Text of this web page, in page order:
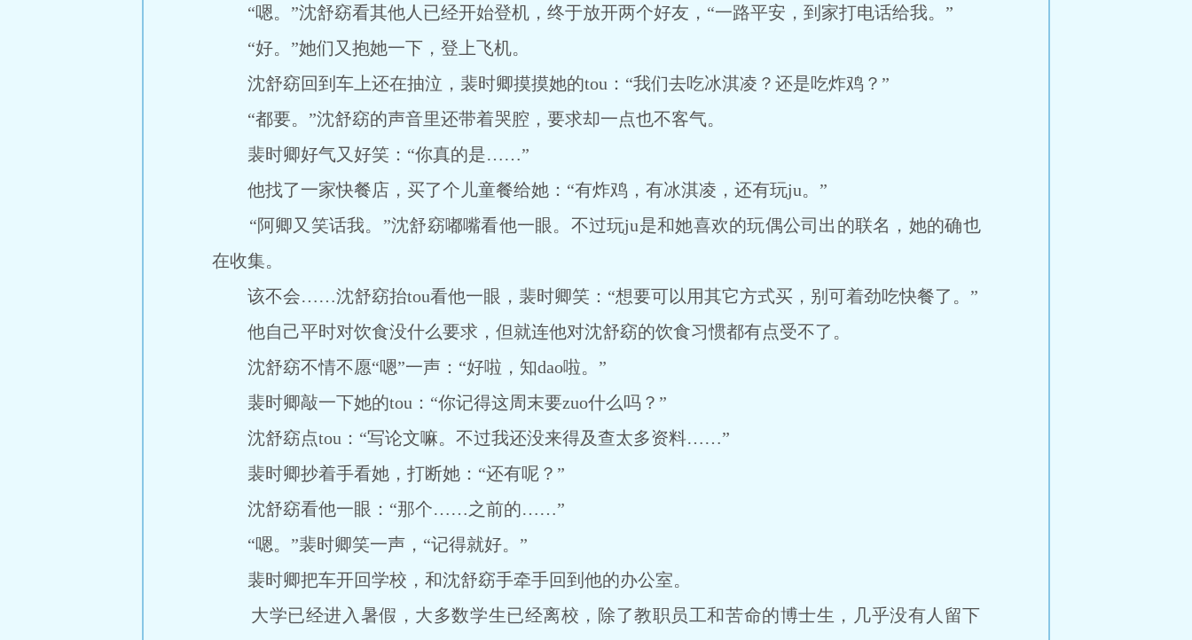
“嗯。”沈舒窈看其他人已经开始登机，终于放开两个好友，“一路平安，到家打电话给我。”
“好。”她们又抱她一下，登上飞机。
沈舒窈回到车上还在抽泣，裴时卿摸摸她的tou：“我们去吃冰淇凌？还是吃炸鸡？”
“都要。”沈舒窈的声音里还带着哭腔，要求却一点也不客气。
裴时卿好气又好笑：“你真的是……”
他找了一家快餐店，买了个儿童餐给她：“有炸鸡，有冰淇凌，还有玩ju。”
“阿卿又笑话我。”沈舒窈嘟嘴看他一眼。不过玩ju是和她喜欢的玩偶公司出的联名，她的确也
在收集。
该不会……沈舒窈抬tou看他一眼，裴时卿笑：“想要可以用其它方式买，别可着劲吃快餐了。”
他自己平时对饮食没什么要求，但就连他对沈舒窈的饮食习惯都有点受不了。
沈舒窈不情不愿“嗯”一声：“好啦，知dao啦。”
裴时卿敲一下她的tou：“你记得这周末要zuo什么吗？”
沈舒窈点tou：“写论文嘛。不过我还没来得及查太多资料……”
裴时卿抄着手看她，打断她：“还有呢？”
沈舒窈看他一眼：“那个……之前的……”
“嗯。”裴时卿笑一声，“记得就好。”
裴时卿把车开回学校，和沈舒窈手牵手回到他的办公室。
大学已经进入暑假，大多数学生已经离校，除了教职员工和苦命的博士生，几乎没有人留下